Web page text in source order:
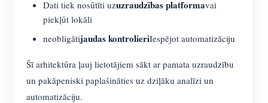
Dati tiek nosūtīti uzuzraudzības platformavai
piekļūt lokāli
neobligātijaudas kontrolieriIespējot automatizāciju
Šī arhitektūra ļauj lietotājiem sākt ar pamata uzraudzību
un pakāpeniski paplašināties uz dziļāku analīzi un
automatizāciju.